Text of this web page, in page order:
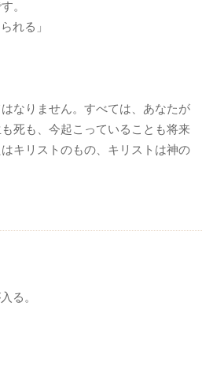
。
れる」
なりません。すべては、あなたが
死も、今起こっていることも将来
キリストのもの、キリストは神の
る。